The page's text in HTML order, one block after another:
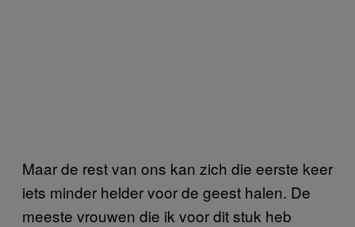
Maar de rest van ons kan zich die eerste keer
iets minder helder voor de geest halen. De
meeste vrouwen die ik voor dit stuk heb